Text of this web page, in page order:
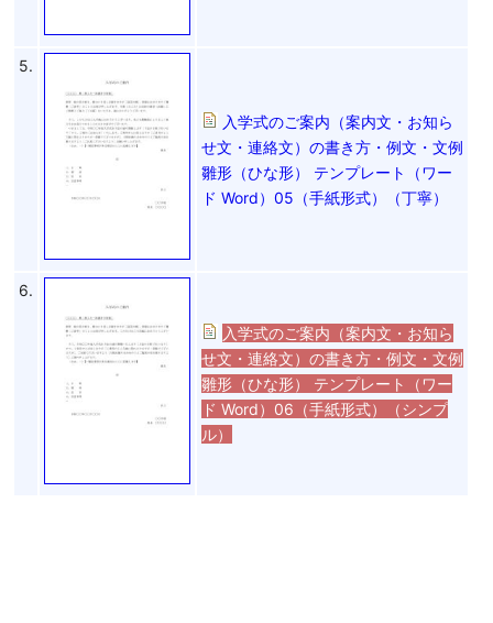
5.
入学式のご案内（案内文・お知ら
せ文・連絡文）の書き方・例文・文例
雛形（ひな形） テンプレート（ワー
ド Word）05（手紙形式）（丁寧）
6.
入学式のご案内（案内文・お知ら
せ文・連絡文）の書き方・例文・文例
雛形（ひな形） テンプレート（ワー
ド Word）06（手紙形式）（シンプ
ル）